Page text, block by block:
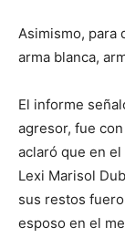
Asimismo, para
arma blanca,
El informe
agresor, fue
aclaró que en
Lexi Marisol
sus restos
esposo en el